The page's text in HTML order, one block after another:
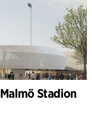
Malmö Stadion